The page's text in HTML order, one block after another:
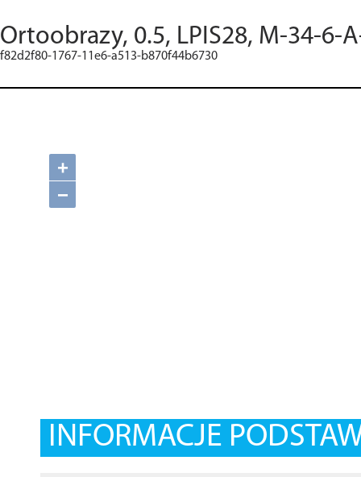
Ortoobrazy, 0.5, LPIS28, M-34-6-
f82d2f80-1767-11e6-a513-b870f44b6730
+
−
INFORMACJE